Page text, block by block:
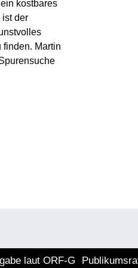
kostbares
ist der
finden. Martin
laut ORF-G